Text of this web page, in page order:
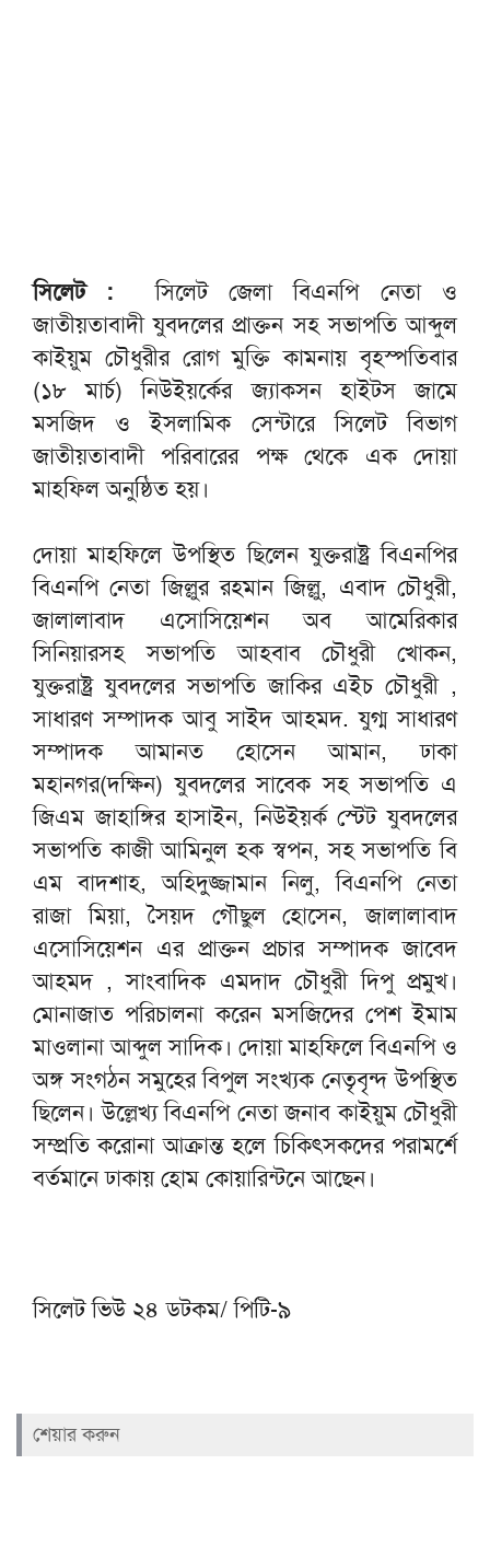
সিলেট :সিলেট জেলা বিএনপি নেতা ও
জাতীয়তাবাদী যুবদলের প্রাক্তন সহ সভাপতি আব্দুল
কাইয়ুম চৌধুরীর রোগ মুক্তি কামনায় বৃহস্পতিবার
(১৮ মার্চ) নিউইয়র্কের জ্যাকসন হাইটস জামে
মসজিদ ও ইসলামিক সেন্টারে সিলেট বিভাগ
জাতীয়তাবাদী পরিবারের পক্ষ থেকে এক দোয়া
মাহফিল অনুষ্ঠিত হয়।
দোয়া মাহফিলে উপস্থিত ছিলেন যুক্তরাষ্ট্র বিএনপির
বিএনপি নেতা জিল্লুর রহমান জিল্লু, এবাদ চৌধুরী,
জালালাবাদ এসোসিয়েশন অব আমেরিকার
সিনিয়ারসহ সভাপতি আহবাব চৌধুরী খোকন,
যুক্তরাষ্ট্র যুবদলের সভাপতি জাকির এইচ চৌধুরী ,
সাধারণ সম্পাদক আবু সাইদ আহমদ. যুগ্ম সাধারণ
সম্পাদক আমানত হোসেন আমান, ঢাকা
মহানগর(দক্ষিন) যুবদলের সাবেক সহ সভাপতি এ
জিএম জাহাঙ্গির হাসাইন, নিউইয়র্ক স্টেট যুবদলের
সভাপতি কাজী আমিনুল হক স্বপন, সহ সভাপতি বি
এম বাদশাহ, অহিদুজ্জামান নিলু, বিএনপি নেতা
রাজা মিয়া, সৈয়দ গৌছুল হোসেন, জালালাবাদ
এসোসিয়েশন এর প্রাক্তন প্রচার সম্পাদক জাবেদ
আহমদ , সাংবাদিক এমদাদ চৌধুরী দিপু প্রমুখ।
মোনাজাত পরিচালনা করেন মসজিদের পেশ ইমাম
মাওলানা আব্দুল সাদিক। দোয়া মাহফিলে বিএনপি ও
অঙ্গ সংগঠন সমুহের বিপুল সংখ্যক নেতৃবৃন্দ উপস্থিত
ছিলেন। উল্লেখ্য বিএনপি নেতা জনাব কাইয়ুম চৌধুরী
সম্প্রতি করোনা আক্রান্ত হলে চিকিৎসকদের পরামর্শে
বর্তমানে ঢাকায় হোম কোয়ারিন্টনে আছেন।
সিলেট ভিউ ২৪ ডটকম/ পিটি-৯
শেয়ার করুন